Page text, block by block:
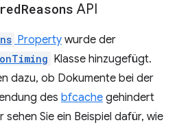
Reasons API
Property wurde der
Klasse hinzugefügt.
dazu, ob Dokumente bei der
des bfcache gehindert
Sie ein Beispiel dafür, wie